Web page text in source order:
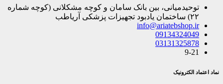
توحیدمیانی، بین بانک سامان و کوچه مشکلانی (کوچه شماره
۲۲) ساختمان یادبود تجهیزات پزشکی آریاطب
info@ariatebshop.ir
09134324049
03131325878
9-21
نماد اعتماد الکترونیک